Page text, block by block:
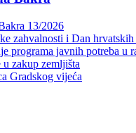
13/2026
zahvalnosti i Dan
programa javnih potreba
u zakup zemljišta
Gradskog vijeća